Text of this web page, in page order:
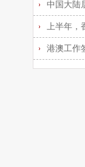
中国大陆
上半年，
港澳工作